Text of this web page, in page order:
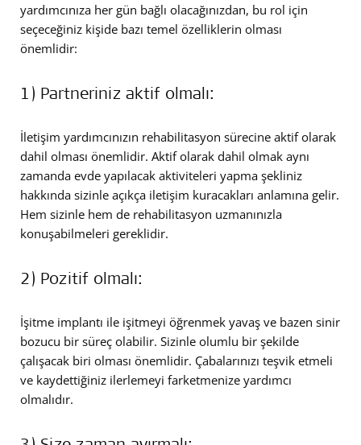
yardımcınıza her gün bağlı olacağınızdan, bu rol için
seçeceğiniz kişide bazı temel özelliklerin olması
önemlidir:
1) Partneriniz aktif olmalı:
İletişim yardımcınızın rehabilitasyon sürecine aktif olarak
dahil olması önemlidir. Aktif olarak dahil olmak aynı
zamanda evde yapılacak aktiviteleri yapma şekliniz
hakkında sizinle açıkça iletişim kuracakları anlamına gelir.
Hem sizinle hem de rehabilitasyon uzmanınızla
konuşabilmeleri gereklidir.
2) Pozitif olmalı:
İşitme implantı ile işitmeyi öğrenmek yavaş ve bazen sinir
bozucu bir süreç olabilir. Sizinle olumlu bir şekilde
çalışacak biri olması önemlidir. Çabalarınızı teşvik etmeli
ve kaydettiğiniz ilerlemeyi farketmenize yardımcı
olmalıdır.